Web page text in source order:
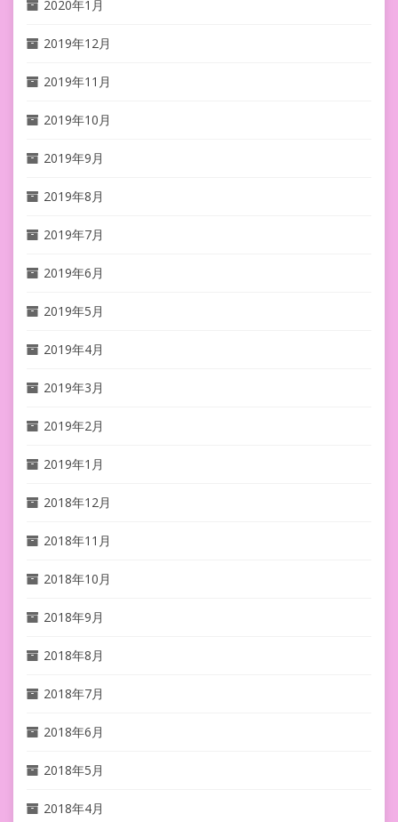
2020年1月
2019年12月
2019年11月
2019年10月
2019年9月
2019年8月
2019年7月
2019年6月
2019年5月
2019年4月
2019年3月
2019年2月
2019年1月
2018年12月
2018年11月
2018年10月
2018年9月
2018年8月
2018年7月
2018年6月
2018年5月
2018年4月